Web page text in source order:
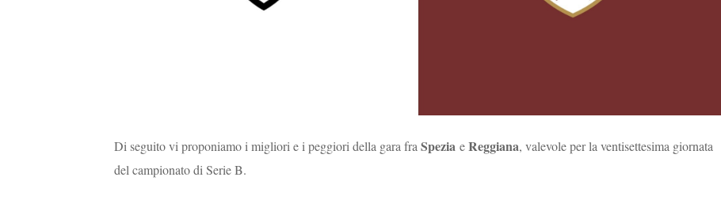
Di seguito vi proponiamo i migliori e i peggiori della gara fra Spezia eReggiana, valevole per la ventisettesima giornata
del campionato di Serie B.